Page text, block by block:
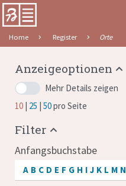
Home Register Orte
Anzeigeoptionen
Mehr Details zeigen
10 25 50pro Seite
Filter
Anfangsbuchstabe
A B C D E F G H I J K L M N